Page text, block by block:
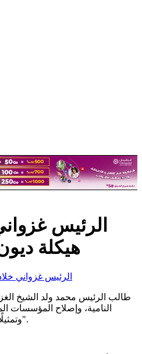
هيكلة
طالب الرئيس محمد ولد الشيخ
النامية، وإصلاح المؤسسات
وتمثيلًا وفاعلية في دعم جهود التنمية".